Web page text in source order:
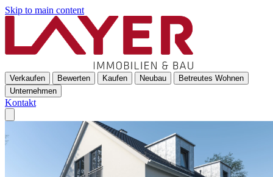
Skip to main content
Verkaufen Bewerten Kaufen Neubau
Betreutes Wohnen
Unternehmen
Kontakt